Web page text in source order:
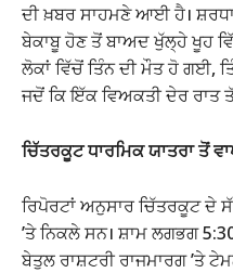
ਦੀ ਖ਼ਬਰ ਸਾਹਮਣੇ ਆਈ ਹੈ।
ਬੇਕਾਬੂ ਹੋਣ ਤੋਂ ਬਾਅਦ ਖੁੱਲ੍ਹੇ ਖੂਹ
ਲੋਕਾਂ ਵਿੱਚੋਂ ਤਿੰਨ ਦੀ ਮੌਤ ਹੋ ਗਈ,
ਜਦੋਂ ਕਿ ਇੱਕ ਵਿਅਕਤੀ ਦੇਰ ਰਾਤ
ਚਿੱਤਰਕੂਟ ਧਾਰਮਿਕ ਯਾਤਰਾ ਤੋਂ
ਰਿਪੋਰਟਾਂ ਅਨੁਸਾਰ ਚਿੱਤਰਕੂਟ ਦੇ
’ਤੇ ਨਿਕਲੇ ਸਨ। ਸ਼ਾਮ ਲਗਭਗ
ਬੇਤੁਲ ਰਾਸ਼ਟਰੀ ਰਾਜਮਾਰਗ ’ਤੇ